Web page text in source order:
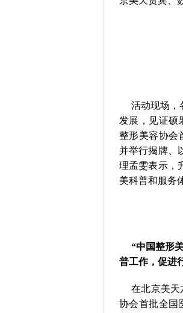
活动现场，
发展，见证硕
整形美容协会
并举行揭牌、
理孟雯表示，
美科普和服务
“中国整形
普工作，促进
在北京美天
协会首批全国